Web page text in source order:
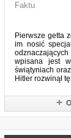
Faktu
Pierwsze getta
im nosić
wpisana jest
świątyniach
Hitler rozwinął
"Antysemickie